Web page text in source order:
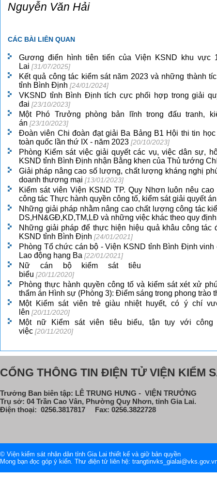
Nguyễn Văn Hải
CÁC BÀI LIÊN QUAN
Gương điển hình tiên tiến của Viện KSND khu vực
Lai [31/07/2025]
Kết quả công tác kiểm sát năm 2023 và những thành
tỉnh Bình Định [24/01/2024]
VKSND tỉnh Bình Định tích cực phối hợp trong giải
đai [23/10/2023]
Một Phó Trưởng phòng bản lĩnh trong đấu tranh,
án [23/10/2023]
Đoàn viên Chi đoàn đạt giải Ba Bảng B1 Hội thi tin
toàn quốc lần thứ IX - năm 2023 [20/10/2023]
Phòng Kiểm sát việc giải quyết các vụ, việc dân sự,
KSND tỉnh Bình Định nhận Bằng khen của Thủ tướng
Giải pháp nâng cao số lượng, chất lượng kháng nghị
doanh thương mại [13/01/2023]
Kiểm sát viên Viện KSND TP. Quy Nhơn luôn nêu
công tác Thực hành quyền công tố, kiểm sát giải quyết
Những giải pháp nhằm nâng cao chất lượng công tác
DS,HN&GĐ,KD,TM,LĐ và những việc khác theo quy
Những giải pháp để thực hiện hiệu quả khâu công tác
KSND tỉnh Bình Định [24/01/2021]
Phòng Tổ chức cán bộ - Viện KSND tỉnh Bình Định
Lao động hạng Ba [22/01/2021]
Nữ cán bộ kiểm sát tiêu
biểu [20/11/2020]
Phòng thực hành quyền công tố và kiểm sát xét xử
thẩm án Hình sự (Phòng 3): Điểm sáng trong phong trào
Một Kiểm sát viên trẻ giàu nhiệt huyết, có ý chí
lên [20/11/2020]
Một nữ Kiểm sát viên tiêu biểu, tận tụy với công
việc [20/11/2020]
CỔNG THÔNG TIN ĐIỆN TỬ VIỆN KIỂM
Trưởng Ban biên tập: LÊ TRUNG HƯNG - VIỆN TRƯỞNG
Trụ sở: 04 Trần Cao Vân, Phường Quy Nhơn, tỉnh Gia Lai.
Điện thoại: 0256.3817817 Fax: 0256.3822728
© Viện kiểm sát nhân dân tỉnh Gia Lai thiết kế và giữ bản quyền
Mong bạn đọc góp ý kiến. Thư điện tử liên hệ: